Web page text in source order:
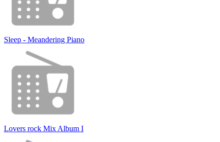
Sleep - Meandering Piano
Lovers rock Mix Album I